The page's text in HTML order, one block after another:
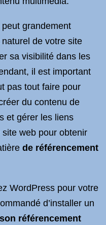
peut grandement
naturel de votre site
sa visibilité dans les
il est important
pas tout faire pour
du contenu de
et gérer les liens
web pour obtenir
de référencement
WordPress pour votre
d’installer un
référencement